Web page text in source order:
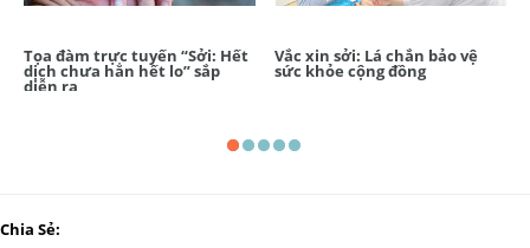
Tọa đàm trực tuyến “Sởi: Hết
dịch chưa hẳn hết lo” sắp
diễn ra
Vắc xin sởi: Lá chắn bảo vệ
sức khỏe cộng đồng
Chia Sẻ: